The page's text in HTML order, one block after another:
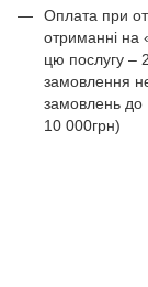
Оплата при
отриманні на
цю послугу –
замовлення
замовлень до
10 000грн)